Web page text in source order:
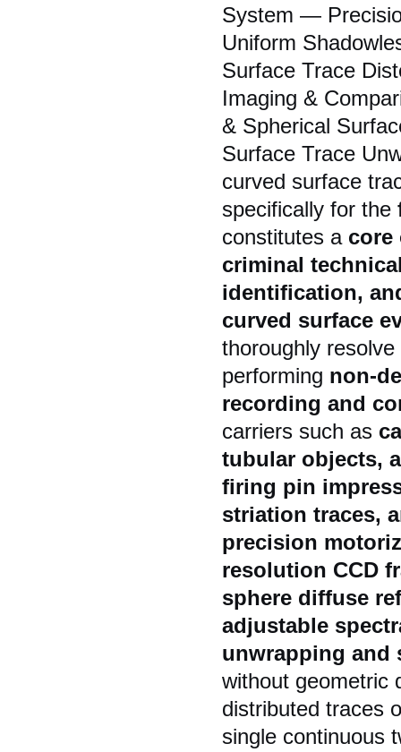
System —
Uniform
Surface Trace
Imaging &
& Spherical
Surface Trace
curved surface
specifically for the
constitutes a core
criminal
identification,
curved surface
thoroughly
performing non-
recording and
carriers such as
tubular objects,
firing pin
striation traces,
precision
resolution CCD
sphere diffuse
adjustable
unwrapping and
without geometric
distributed traces
single continuous